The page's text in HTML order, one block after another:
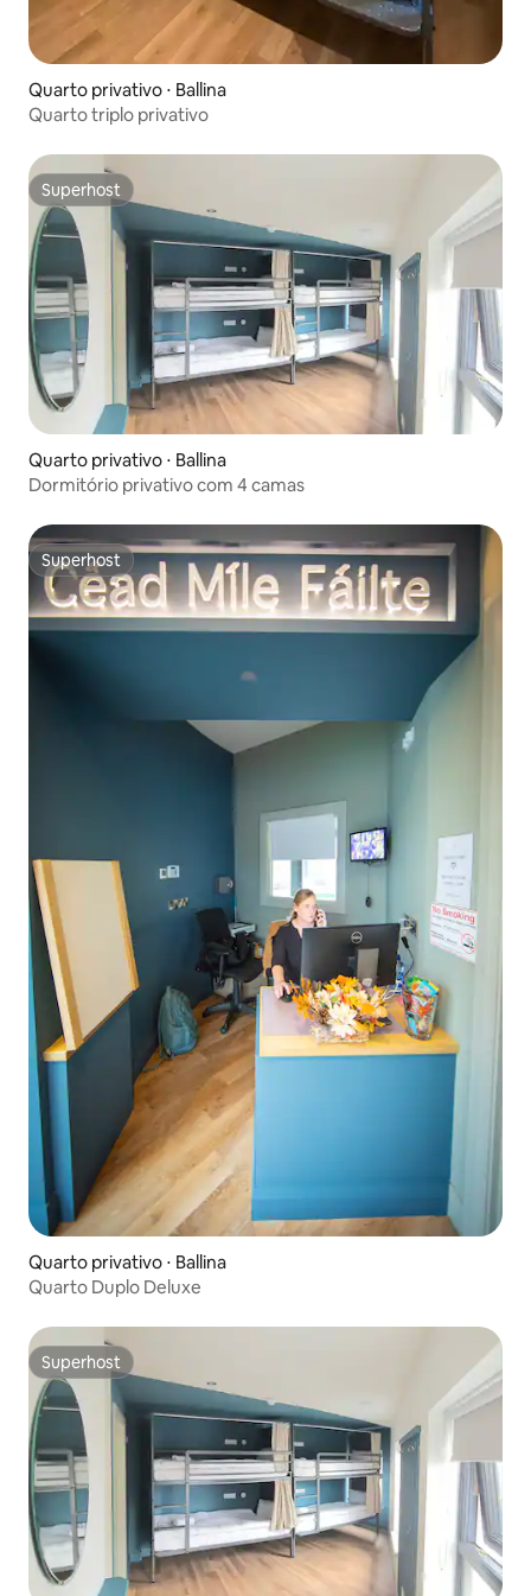
Quarto privativo ⋅ Ballina
Quarto triplo privativo
Superhost
Superhost
Quarto privativo ⋅ Ballina
Dormitório privativo com 4 camas
Superhost
Superhost
Quarto privativo ⋅ Ballina
Quarto Duplo Deluxe
Superhost
Superhost